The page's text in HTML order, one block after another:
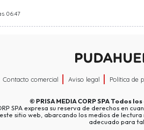
06:47
Contacto comercial Aviso legal Política de
© PRISA MEDIA CORP SPATodos
SPA expresa su reserva de derechos en
sitio web, abarcando los medios de
adecuado para tal